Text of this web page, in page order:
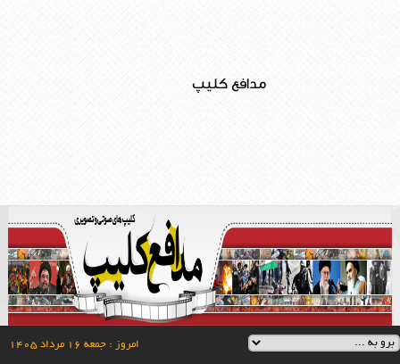
مدافع کلیپ
امروز : جمعه ۱۶ مرداد ۱۴۰۵